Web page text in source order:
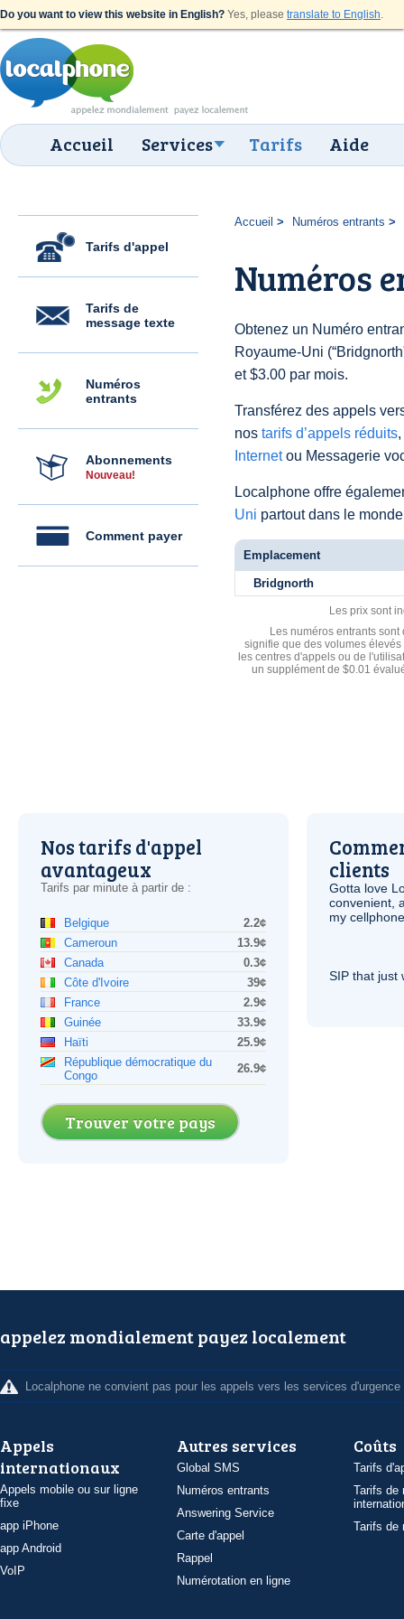
Do you want to view this website in English? Yes, please translate to English.
Accueil Services Tarifs Aide
Tarifs d'appel
Tarifs de
message texte
Numéros
entrants
Abonnements
Nouveau!
Comment payer
Accueil Numéros entrants
Numéros
Obtenez un Numéro
Royaume-Uni
et $3.00 par mois.
Transférez des appels
nos tarifs d’appels réduits
Internetou Messagerie
Localphone offre
Uni partout dans le
Emplacement
Bridgnorth
Les prix sont
Les numéros entrants
signifie que des volumes
les centres d'appels ou de
un supplément de $0.01
Nos tarifs d'appel
avantageux
Tarifs par minute à partir de :
Belgique
2.2¢
Cameroun
13.9¢
Canada
0.3¢
Côte d'Ivoire
39¢
France
2.9¢
Guinée
33.9¢
Haïti
25.9¢
République démocratique du
Congo
26.9¢
Trouver votre pays
clients
Gotta love
convenient,
my
SIP that just
appelez mondialement payez localement
Localphone ne convient pas pour les appels vers les services d'urgence
Appels
internationaux
Appels mobile ou sur ligne
fixe
app iPhone
app Android
VoIP
Autres services
Global SMS
Numéros entrants
Answering Service
Carte d'appel
Rappel
Numérotation en ligne
Coûts
Tarifs
Tarifs de
Tarifs de